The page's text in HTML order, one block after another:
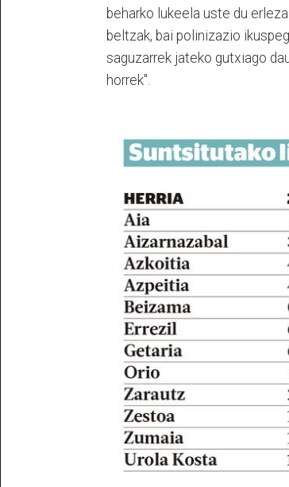
beharko lukeela uste du
beltzak, bai polinizazio
saguzarrek jateko gutxiago
horrek".